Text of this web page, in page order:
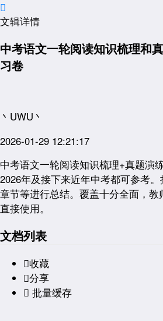

文辑详情
中考语文一轮阅读知识梳理和
习卷
丶UWU丶
2026-01-29 12:21:17
中考语文一轮阅读知识梳理+真题演
2026年及接下来近年中考都可参考。
章节等进行总结。覆盖十分全面，
直接使用。
文档列表
收藏
分享
 批量缓存